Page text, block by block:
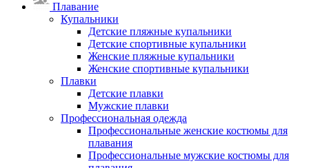
Плавание
Купальники
Детские пляжные купальники
Детские спортивные купальники
Женские пляжные купальники
Женские спортивные купальники
Плавки
Детские плавки
Мужские плавки
Профессиональная одежда
Профессиональные женские костюмы для
плавания
Профессиональные мужские костюмы для